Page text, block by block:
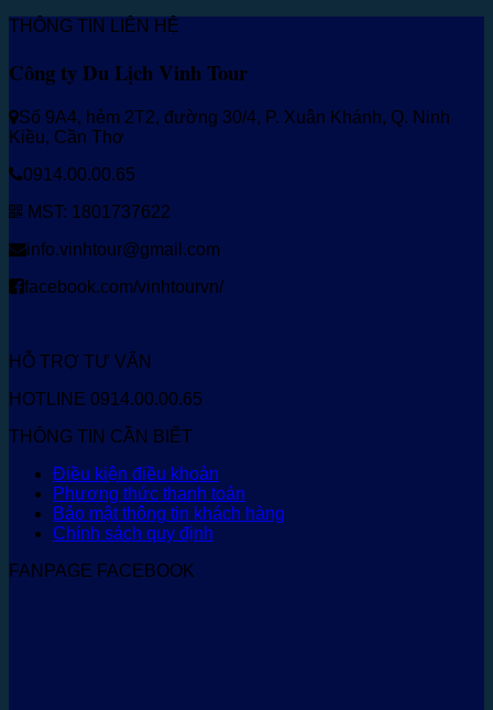
THÔNG TIN LIÊN HỆ
Công ty Du Lịch Vinh Tour
Số 9A4, hẻm 2T2, đường 30/4, P. Xuân Khánh, Q. Ninh
Kiều, Cần Thơ
0914.00.00.65
MST: 1801737622
info.vinhtour@gmail.com
facebook.com/vinhtourvn/
HỖ TRỢ TƯ VẤN
HOTLINE 0914.00.00.65
THÔNG TIN CẦN BIẾT
Điều kiện điều khoản
Phương thức thanh toán
Bảo mật thông tin khách hàng
Chính sách quy định
FANPAGE FACEBOOK